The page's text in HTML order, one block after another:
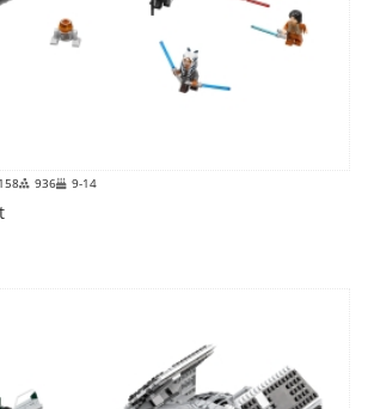
936 9-14